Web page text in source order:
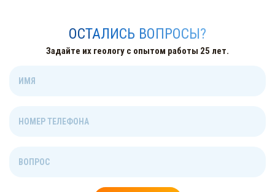
ОСТАЛИСЬ ВОПРОСЫ?
Задайте их геологу с опытом работы 25 лет.